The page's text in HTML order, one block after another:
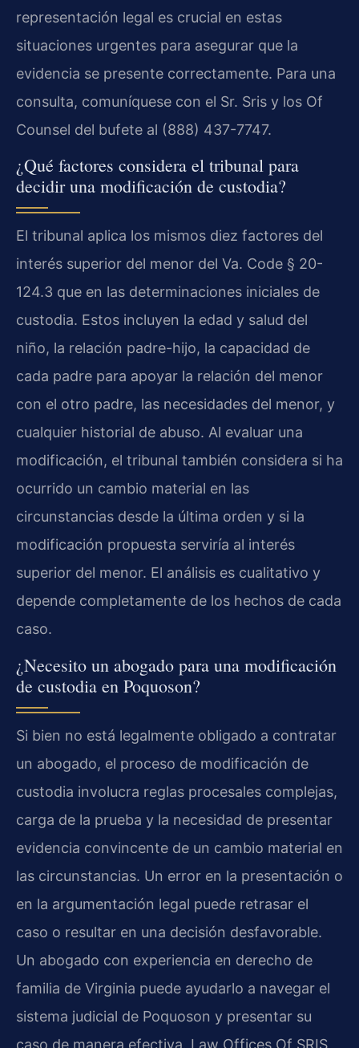
representación legal es crucial en estas
situaciones urgentes para asegurar que la
evidencia se presente correctamente. Para una
consulta, comuníquese con el Sr. Sris y los Of
Counsel del bufete al (888) 437-7747.
¿Qué factores considera el tribunal para
decidir una modificación de custodia?
El tribunal aplica los mismos diez factores del
interés superior del menor del Va. Code § 20-
124.3 que en las determinaciones iniciales de
custodia. Estos incluyen la edad y salud del
niño, la relación padre-hijo, la capacidad de
cada padre para apoyar la relación del menor
con el otro padre, las necesidades del menor, y
cualquier historial de abuso. Al evaluar una
modificación, el tribunal también considera si ha
ocurrido un cambio material en las
circunstancias desde la última orden y si la
modificación propuesta serviría al interés
superior del menor. El análisis es cualitativo y
depende completamente de los hechos de cada
caso.
¿Necesito un abogado para una modificación
de custodia en Poquoson?
Si bien no está legalmente obligado a contratar
un abogado, el proceso de modificación de
custodia involucra reglas procesales complejas,
carga de la prueba y la necesidad de presentar
evidencia convincente de un cambio material en
las circunstancias. Un error en la presentación o
en la argumentación legal puede retrasar el
caso o resultar en una decisión desfavorable.
Un abogado con experiencia en derecho de
familia de Virginia puede ayudarlo a navegar el
sistema judicial de Poquoson y presentar su
caso de manera efectiva. Law Offices Of SRIS,